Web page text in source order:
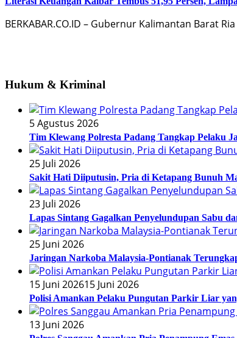
BERKABAR.CO.ID – Gubernur Kalimantan Barat
Hukum & Kriminal
5 Agustus 2026
Tim Klewang Polresta Padang Tangkap Pelaku
25 Juli 2026
Sakit Hati Diiputusin, Pria di Ketapang Bunuh
23 Juli 2026
Lapas Sintang Gagalkan Penyelundupan Sabu
25 Juni 2026
Jaringan Narkoba Malaysia-Pontianak
15 Juni 202615 Juni 2026
Polisi Amankan Pelaku Pungutan Parkir Liar
13 Juni 2026